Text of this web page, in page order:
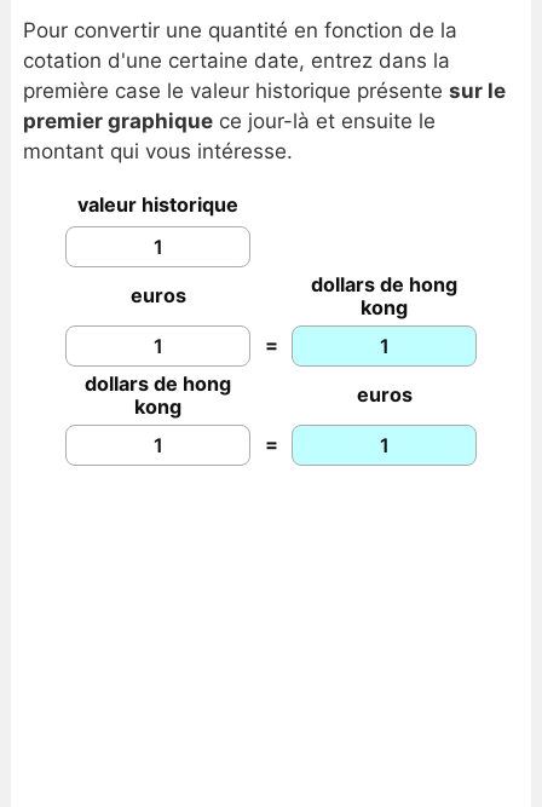
Pour convertir une quantité en fonction de la
cotation d'une certaine date, entrez dans la
première case le valeur historique présente sur le
premier graphiquece jour-là et ensuite le
montant qui vous intéresse.
valeur historique
euros
dollars de hong
kong
=
dollars de hong
kong
euros
=